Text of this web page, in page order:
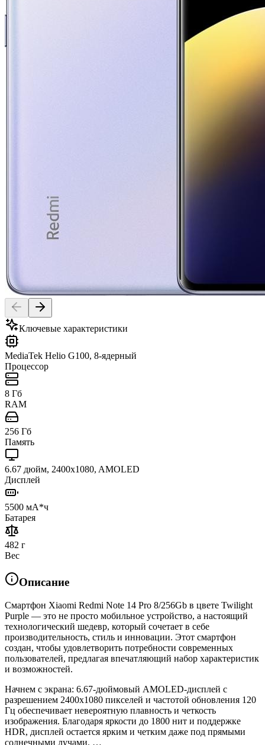
Ключевые характеристики
MediaTek Helio G100, 8-ядерный
Процессор
8 Гб
RAM
256 Гб
Память
6.67 дюйм, 2400x1080, AMOLED
Дисплей
5500 мА*ч
Батарея
482 г
Вес
Описание
Смартфон Xiaomi Redmi Note 14 Pro 8/256Gb в цвете Twilight
Purple — это не просто мобильное устройство, а настоящий
технологический шедевр, который сочетает в себе
производительность, стиль и инновации. Этот смартфон
создан, чтобы удовлетворить потребности современных
пользователей, предлагая впечатляющий набор характеристик
и возможностей.
Начнем с экрана: 6.67-дюймовый AMOLED-дисплей с
разрешением 2400x1080 пикселей и частотой обновления 120
Гц обеспечивает невероятную плавность и четкость
изображения. Благодаря яркости до 1800 нит и поддержке
HDR, дисплей остается ярким и четким даже под прямыми
солнечными лучами. …